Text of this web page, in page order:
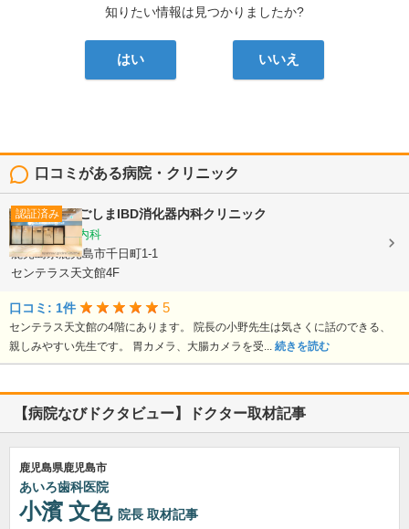
知りたい情報は見つかりましたか?
はい いいえ
口コミがある病院・クリニック
認証済み かごしまIBD消化器内科クリニック
消化器内科, 内科
鹿児島県鹿児島市千日町1-1
センテラス天文館4F
口コミ: 1件 5
センテラス天文館の4階にあります。 院長の小野先生は気さくに話のできる、
親しみやすい先生です。 胃カメラ、大腸カメラを受... 続きを読む
【病院なびドクタビュー】ドクター取材記事
鹿児島県鹿児島市
あいろ歯科医院
小濱 文色 院長 取材記事